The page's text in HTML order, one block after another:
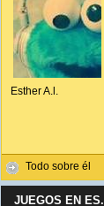
Esther A.l.
Todo sobre él
JUEGOS EN